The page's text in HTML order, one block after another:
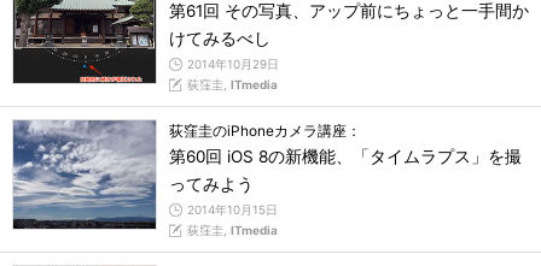
第61回 その写真、アップ前にちょっと一手間か
けてみるべし
2014年10月29日
荻窪圭, ITmedia
荻窪圭のiPhoneカメラ講座：
第60回 iOS 8の新機能、「タイムラプス」を撮
ってみよう
2014年10月15日
荻窪圭, ITmedia